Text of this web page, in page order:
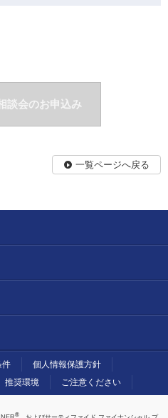
談会のお申込み
一覧ページへ戻る
件
個人情報保護方針
推奨環境 ご注意ください
®